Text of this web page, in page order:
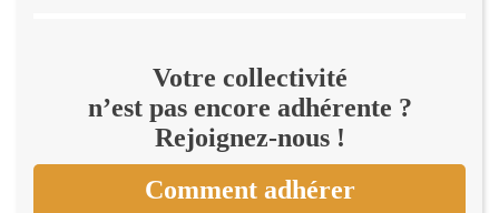
Votre collectivité
n’est pas encore adhérente ?
Rejoignez-nous !
Comment adhérer